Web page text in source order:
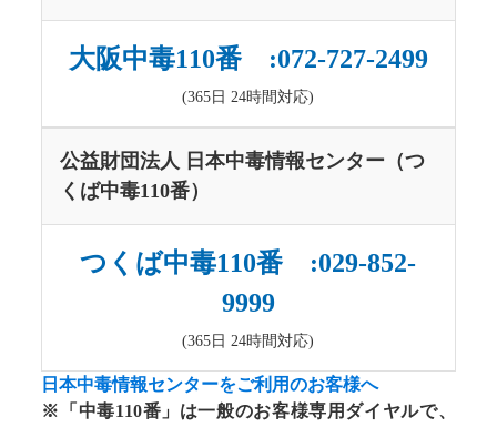
大阪中毒110番 :072-727-2499
(365日 24時間対応)
公益財団法人 日本中毒情報センター（つ
くば中毒110番）
つくば中毒110番 :029-852-
9999
(365日 24時間対応)
日本中毒情報センターをご利用のお客様へ
※「中毒110番」は一般のお客様専用ダイヤルで、